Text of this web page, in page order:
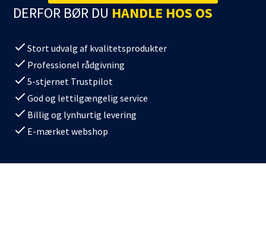
DERFOR BØR DU HANDLE HOS OS
Stort udvalg af kvalitetsprodukter
Professionel rådgivning
5-stjernet Trustpilot
God og lettilgængelig service
Billig og lynhurtig levering
E-mærket webshop